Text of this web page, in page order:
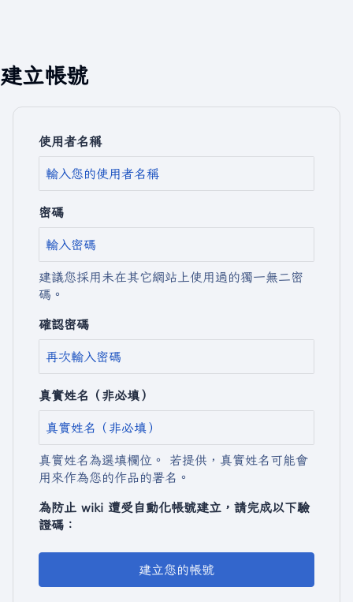
建立帳號
使用者名稱
密碼
建議您採用未在其它網站上使用過的獨一無二密
碼。
確認密碼
真實姓名（非必填）
真實姓名為選填欄位。 若提供，真實姓名可能會
用來作為您的作品的署名。
為防止 wiki 遭受自動化帳號建立，請完成以下驗
證碼：
建立您的帳號